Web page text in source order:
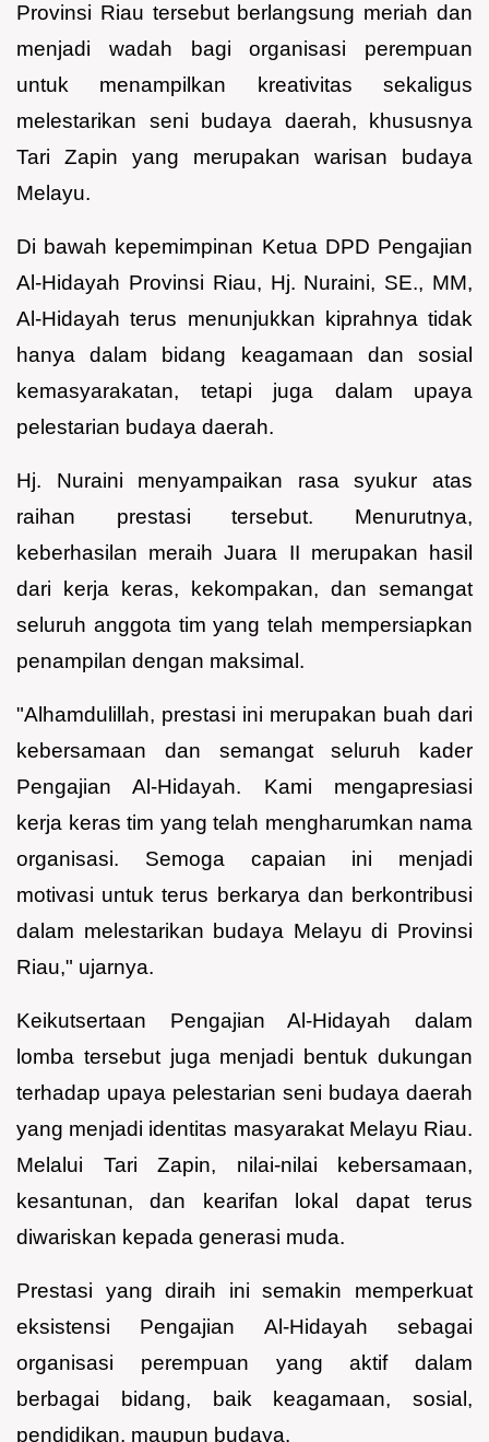
Provinsi Riau tersebut berlangsung meriah dan
menjadi wadah bagi organisasi perempuan
untuk menampilkan kreativitas sekaligus
melestarikan seni budaya daerah, khususnya
Tari Zapin yang merupakan warisan budaya
Melayu.
Di bawah kepemimpinan Ketua DPD Pengajian
Al-Hidayah Provinsi Riau, Hj. Nuraini, SE., MM,
Al-Hidayah terus menunjukkan kiprahnya tidak
hanya dalam bidang keagamaan dan sosial
kemasyarakatan, tetapi juga dalam upaya
pelestarian budaya daerah.
Hj. Nuraini menyampaikan rasa syukur atas
raihan prestasi tersebut. Menurutnya,
keberhasilan meraih Juara II merupakan hasil
dari kerja keras, kekompakan, dan semangat
seluruh anggota tim yang telah mempersiapkan
penampilan dengan maksimal.
"Alhamdulillah, prestasi ini merupakan buah dari
kebersamaan dan semangat seluruh kader
Pengajian Al-Hidayah. Kami mengapresiasi
kerja keras tim yang telah mengharumkan nama
organisasi. Semoga capaian ini menjadi
motivasi untuk terus berkarya dan berkontribusi
dalam melestarikan budaya Melayu di Provinsi
Riau," ujarnya.
Keikutsertaan Pengajian Al-Hidayah dalam
lomba tersebut juga menjadi bentuk dukungan
terhadap upaya pelestarian seni budaya daerah
yang menjadi identitas masyarakat Melayu Riau.
Melalui Tari Zapin, nilai-nilai kebersamaan,
kesantunan, dan kearifan lokal dapat terus
diwariskan kepada generasi muda.
Prestasi yang diraih ini semakin memperkuat
eksistensi Pengajian Al-Hidayah sebagai
organisasi perempuan yang aktif dalam
berbagai bidang, baik keagamaan, sosial,
pendidikan, maupun budaya.